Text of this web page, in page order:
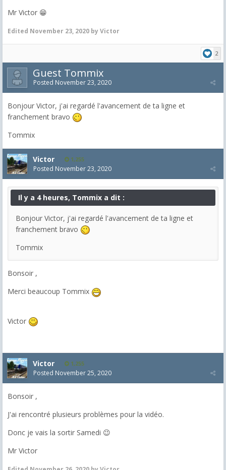
Mr Victor 😁
Edited November 23, 2020 by Victor
2
Guest Tommix
Posted November 23, 2020
Bonjour Victor, j'ai regardé l'avancement de ta ligne et
franchement bravo
Tommix
Victor 1,255
Posted November 23, 2020
Il y a 4 heures, Tommix a dit :
Bonjour Victor, j'ai regardé l'avancement de ta ligne et
franchement bravo
Tommix
Bonsoir ,
Merci beaucoup Tommix
Victor
Victor 1,255
Posted November 25, 2020
Bonsoir ,
J'ai rencontré plusieurs problèmes pour la vidéo.
Donc je vais la sortir Samedi 😉
Mr Victor